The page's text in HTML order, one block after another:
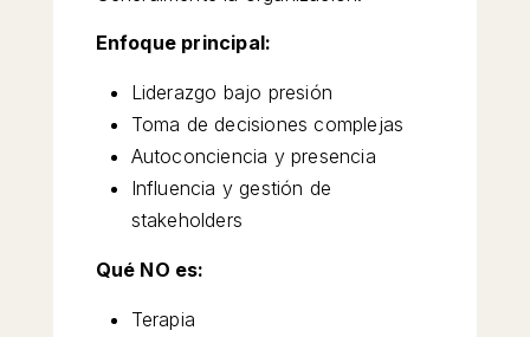
Enfoque principal:
Liderazgo bajo presión
Toma de decisiones complejas
Autoconciencia y presencia
Influencia y gestión de
stakeholders
Qué NO es:
Terapia